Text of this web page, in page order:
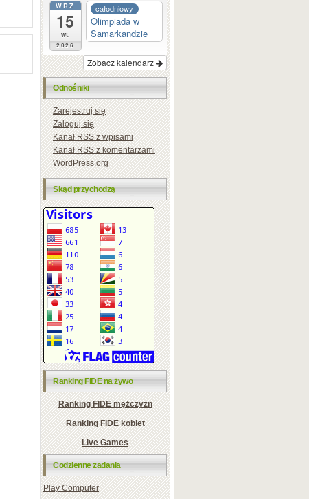
WRZ
15
wt.
2026
całodniowy
Olimpiada w
Samarkandzie
Zobacz kalendarz
Odnośniki
Zarejestruj się
Zaloguj się
KanałRSSz wpisami
KanałRSSz komentarzami
WordPress.org
Skąd przychodzą
Ranking FIDE na żywo
Ranking FIDE mężczyzn
Ranking FIDE kobiet
Live Games
Codzienne zadania
Play Computer